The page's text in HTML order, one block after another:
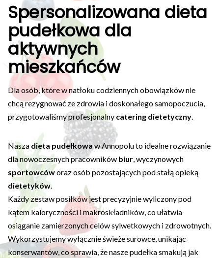
Spersonalizowana dieta
pudełkowa dla
aktywnych
mieszkańców
Dla osób, które w natłoku codziennych obowiązków nie
chcą rezygnować ze zdrowia i doskonałego samopoczucia,
przygotowaliśmy profesjonalny catering dietetyczny
Nasza dieta pudełkowaw Annopolu to idealne rozwiązanie
dla nowoczesnych pracowników biur , wyczynowych
sportowcóworaz osób pozostających pod stałą opieką
dietetyków
Każdy zestaw posiłków jest precyzyjnie wyliczony pod
kątem kaloryczności i makroskładników, co ułatwia
osiąganie zamierzonych celów sylwetkowych i zdrowotnych.
Wykorzystujemy wyłącznie świeże surowce, unikając
konserwantów, co sprawia, że nasze pudełka smakują jak